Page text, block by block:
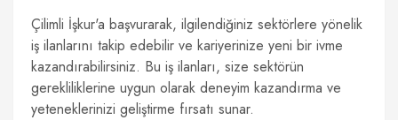
Çilimli İşkur'a başvurarak, ilgilendiğiniz sektörlere yönelik
iş ilanlarını takip edebilir ve kariyerinize yeni bir ivme
kazandırabilirsiniz. Bu iş ilanları, size sektörün
gerekliliklerine uygun olarak deneyim kazandırma ve
yeteneklerinizi geliştirme fırsatı sunar.